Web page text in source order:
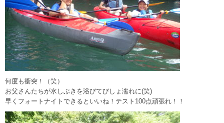
何度も衝突！（笑）
お父さんたちが水しぶきを浴びてびしょ濡れに(笑)
早くフォートナイトできるといいね！テスト100点頑張れ！！